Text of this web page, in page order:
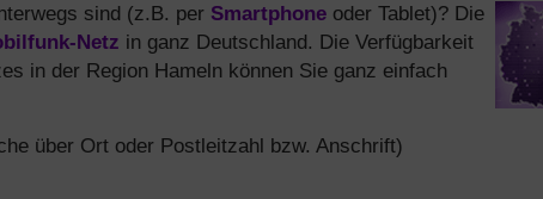
sind (z.B. per Smartphone oder Tablet)? Die
Netz in ganz Deutschland. Die Verfügbarkeit
in der Region Hameln können Sie ganz einfach
über Ort oder Postleitzahl bzw. Anschrift)